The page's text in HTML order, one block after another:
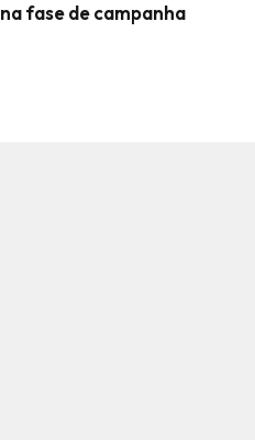
na fase de campanha